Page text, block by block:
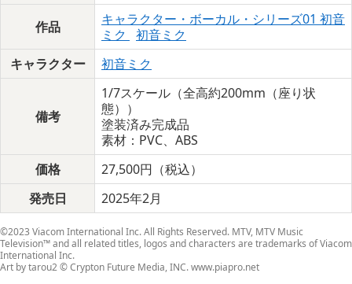
作品
キャラクター・ボーカル・シリーズ01 初音
ミク
初音ミク
キャラクター
初音ミク
備考
1/7スケール（全高約200mm（座り状
態））
塗装済み完成品
素材：PVC、ABS
価格
27,500円（税込）
発売日
2025年2月
©2023 Viacom International Inc. All Rights Reserved. MTV, MTV Music
Television™ and all related titles, logos and characters are trademarks of Viacom
International Inc.
Art by tarou2 © Crypton Future Media, INC. www.piapro.net